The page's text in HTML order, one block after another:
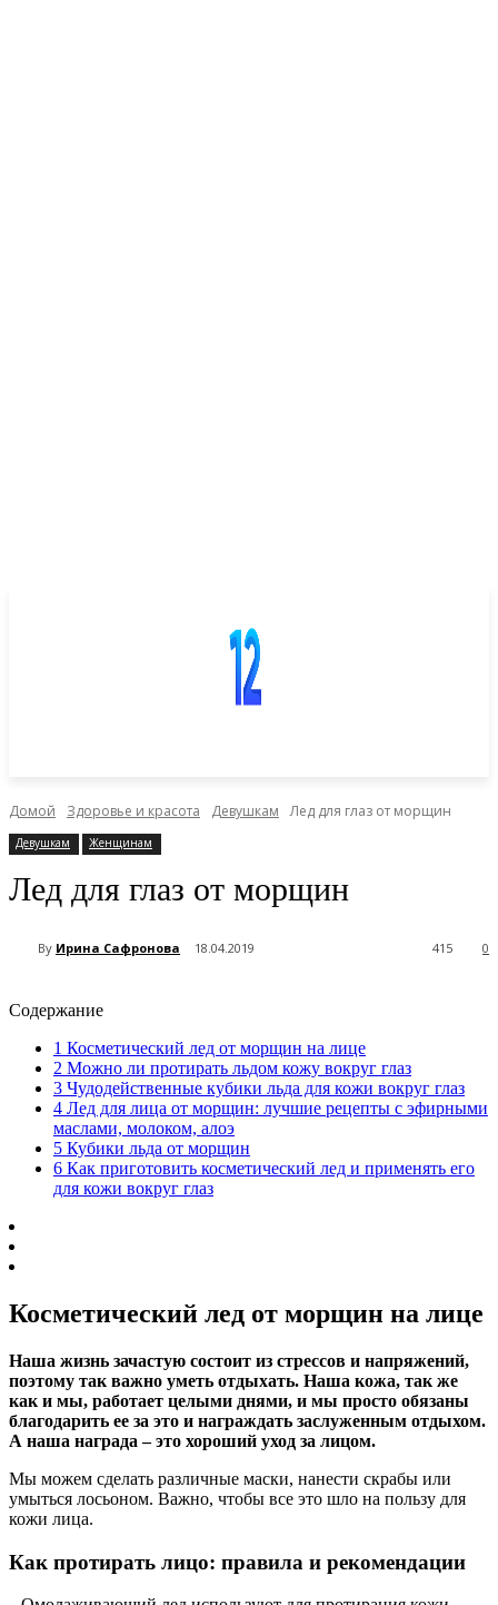
Домой Здоровье и красота Девушкам Лед для глаз от морщин
Девушкам Женщинам
Лед для глаз от морщин
By Ирина Сафронова 18.04.2019 0
415
Содержание
1 Косметический лед от морщин на лице
2 Можно ли протирать льдом кожу вокруг глаз
3 Чудодейственные кубики льда для кожи вокруг глаз
4 Лед для лица от морщин: лучшие рецепты с эфирными
маслами, молоком, алоэ
5 Кубики льда от морщин
6 Как приготовить косметический лед и применять его
для кожи вокруг глаз
Косметический лед от морщин на лице
Наша жизнь зачастую состоит из стрессов и напряжений,
поэтому так важно уметь отдыхать. Наша кожа, так же
как и мы, работает целыми днями, и мы просто обязаны
благодарить ее за это и награждать заслуженным отдыхом.
А наша награда – это хороший уход за лицом.
Мы можем сделать различные маски, нанести скрабы или
умыться лосьоном. Важно, чтобы все это шло на пользу для
кожи лица.
Как протирать лицо: правила и рекомендации